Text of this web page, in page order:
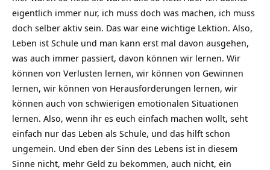
eigentlich immer nur, ich muss doch was machen, ich muss
doch selber aktiv sein. Das war eine wichtige Lektion. Also,
Leben ist Schule und man kann erst mal davon ausgehen,
was auch immer passiert, davon können wir lernen. Wir
können von Verlusten lernen, wir können von Gewinnen
lernen, wir können von Herausforderungen lernen, wir
können auch von schwierigen emotionalen Situationen
lernen. Also, wenn ihr es euch einfach machen wollt, seht
einfach nur das Leben als Schule, und das hilft schon
ungemein. Und eben der Sinn des Lebens ist in diesem
Sinne nicht, mehr Geld zu bekommen, auch nicht, ein